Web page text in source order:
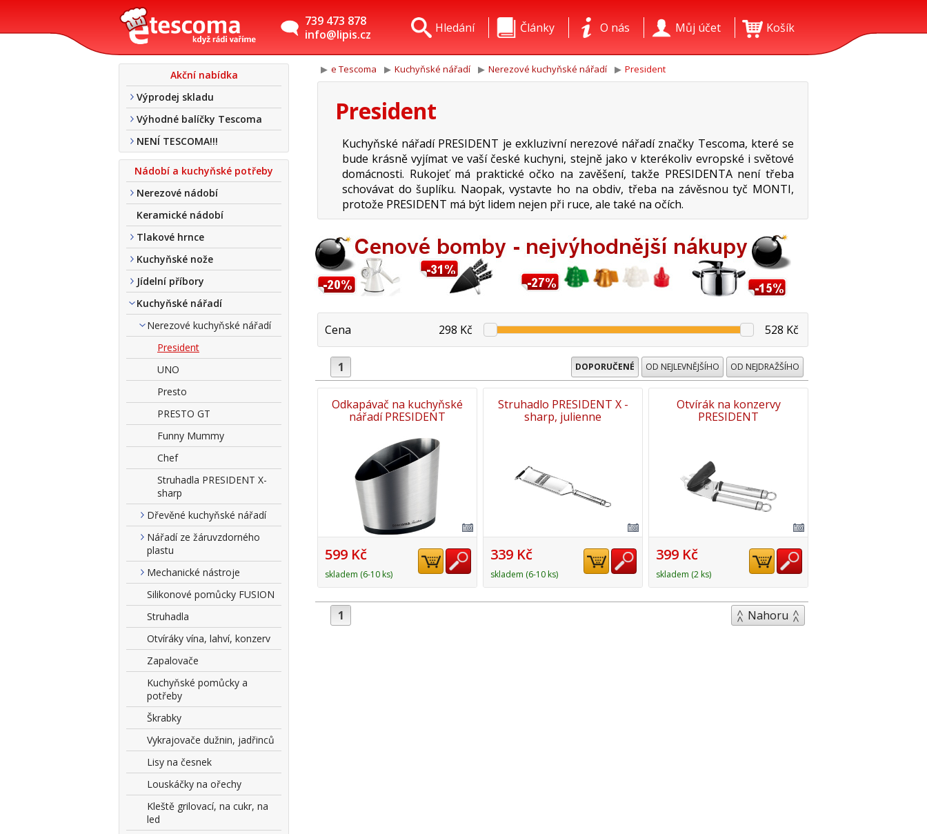
739 473 878
info@lipis.cz
Košík
Můj účet
O nás
Články
Hledání
Akční nabídka
Výprodej skladu
Výhodné balíčky Tescoma
NENÍ TESCOMA!!!
Nádobí a kuchyňské potřeby
Nerezové nádobí
Keramické nádobí
Tlakové hrnce
Kuchyňské nože
Jídelní příbory
Kuchyňské nářadí
Nerezové kuchyňské nářadí
President
UNO
Presto
PRESTO GT
Funny Mummy
Chef
Struhadla PRESIDENT X-
sharp
Dřevěné kuchyňské nářadí
Nářadí ze žáruvzdorného
plastu
Mechanické nástroje
Silikonové pomůcky FUSION
Struhadla
Otvíráky vína, lahví, konzerv
Zapalovače
Kuchyňské pomůcky a
potřeby
Škrabky
Vykrajovače dužnin, jadřinců
Lisy na česnek
Louskáčky na ořechy
Kleště grilovací, na cukr, na
led
e Tescoma Kuchyňské nářadí Nerezové kuchyňské nářadí President
President
Kuchyňské nářadí PRESIDENT je exkluzivní nerezové nářadí značky Tescoma, které se
bude krásně vyjímat ve vaší české kuchyni, stejně jako v kterékoliv evropské i světové
domácnosti. Rukojeť má praktické očko na zavěšení, takže PRESIDENTA není třeba
schovávat do šuplíku. Naopak, vystavte ho na obdiv, třeba na závěsnou tyč MONTI,
protože PRESIDENT má být lidem nejen při ruce, ale také na očích.
Cena 298 Kč 528 Kč
1 DOPORUČENÉ OD NEJLEVNĚJŠÍHO OD NEJDRAŽŠÍHO
Odkapávač na kuchyňské
nářadí PRESIDENT
599 Kč
skladem (6-10 ks)
Struhadlo PRESIDENT X -
sharp, julienne
339 Kč
skladem (6-10 ks)
Otvírák na konzervy
PRESIDENT
399 Kč
skladem (2 ks)
1 Nahoru